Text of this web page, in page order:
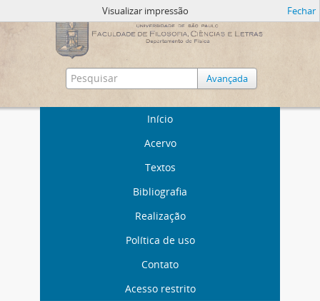
Avançada
Início
Acervo
Textos
Bibliografia
Realização
Política de uso
Contato
Acesso restrito
Visualizar impressão Fechar